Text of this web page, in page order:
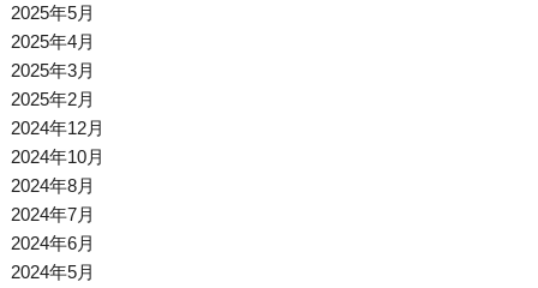
2025年5月
2025年4月
2025年3月
2025年2月
2024年12月
2024年10月
2024年8月
2024年7月
2024年6月
2024年5月